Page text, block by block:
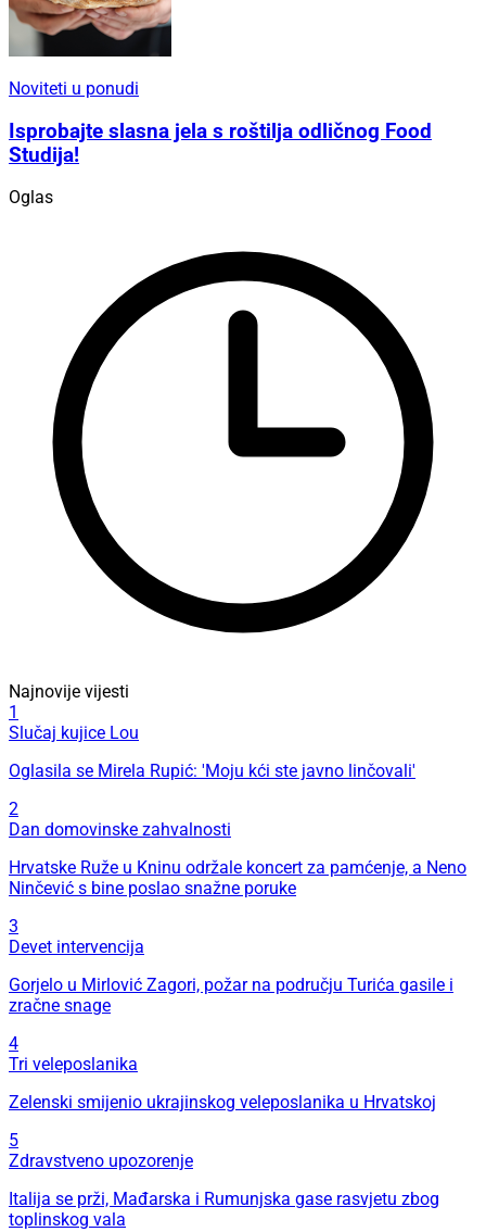
Noviteti u ponudi
Isprobajte slasna jela s roštilja odličnog Food
Studija!
Oglas
Najnovije vijesti
1
Slučaj kujice Lou
Oglasila se Mirela Rupić: 'Moju kći ste javno linčovali'
2
Dan domovinske zahvalnosti
Hrvatske Ruže u Kninu održale koncert za pamćenje, a Neno
Ninčević s bine poslao snažne poruke
3
Devet intervencija
Gorjelo u Mirlović Zagori, požar na području Turića gasile i
zračne snage
4
Tri veleposlanika
Zelenski smijenio ukrajinskog veleposlanika u Hrvatskoj
5
Zdravstveno upozorenje
Italija se prži, Mađarska i Rumunjska gase rasvjetu zbog
toplinskog vala